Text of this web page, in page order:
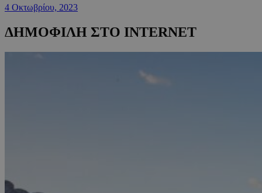
4 Οκτωβρίου, 2023
ΔΗΜΟΦΙΛΗ ΣΤΟ INTERNET